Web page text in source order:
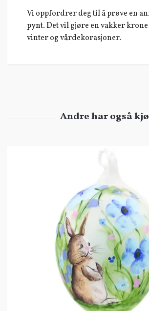
Vi oppfordrer deg til å prøve en
pynt. Det vil gjøre en vakker krone
vinter og vårdekorasjoner.